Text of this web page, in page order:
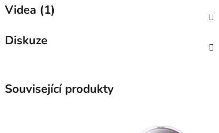
Videa (1)
Diskuze
Související produkty